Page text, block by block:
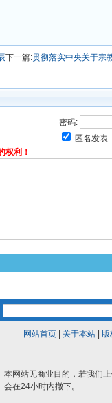
下一篇:贯彻落实中央关于宗
密码:
匿名发表
权利！
网站首页| 关于本站| 版
本网站无商业目的，若我们
会在24小时内撤下。